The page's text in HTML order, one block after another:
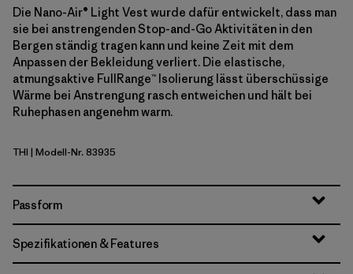
Die Nano-Air® Light Vest wurde dafür entwickelt, dass man
sie bei anstrengenden Stop-and-Go Aktivitäten in den
Bergen ständig tragen kann und keine Zeit mit dem
Anpassen der Bekleidung verliert. Die elastische,
atmungsaktive FullRange™ Isolierung lässt überschüssige
Wärme bei Anstrengung rasch entweichen und hält bei
Ruhephasen angenehm warm.
Thin Ice
THI | Modell-Nr. 83935
Passform
Spezifikationen & Features